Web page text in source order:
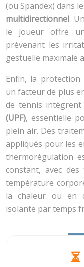
(ou Spandex) dans
multidirectionnel.
le joueur offre
prévenant les
gestuelle maximale
Enfin, la
un facteur de plus
de tennis intègrent
(UPF), essentielle
plein air. Des
appliqués pour les
thermorégulation
constant, avec
température
la chaleur ou en
isolante par temps